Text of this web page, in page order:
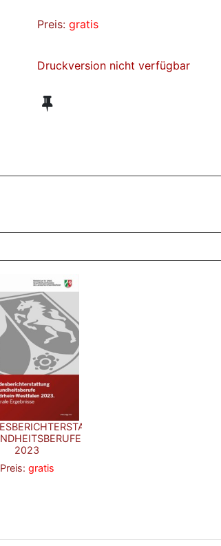
Preis: gratis
Druckversion nicht verfügbar
2023
Preis: gratis